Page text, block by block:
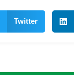
Twitter